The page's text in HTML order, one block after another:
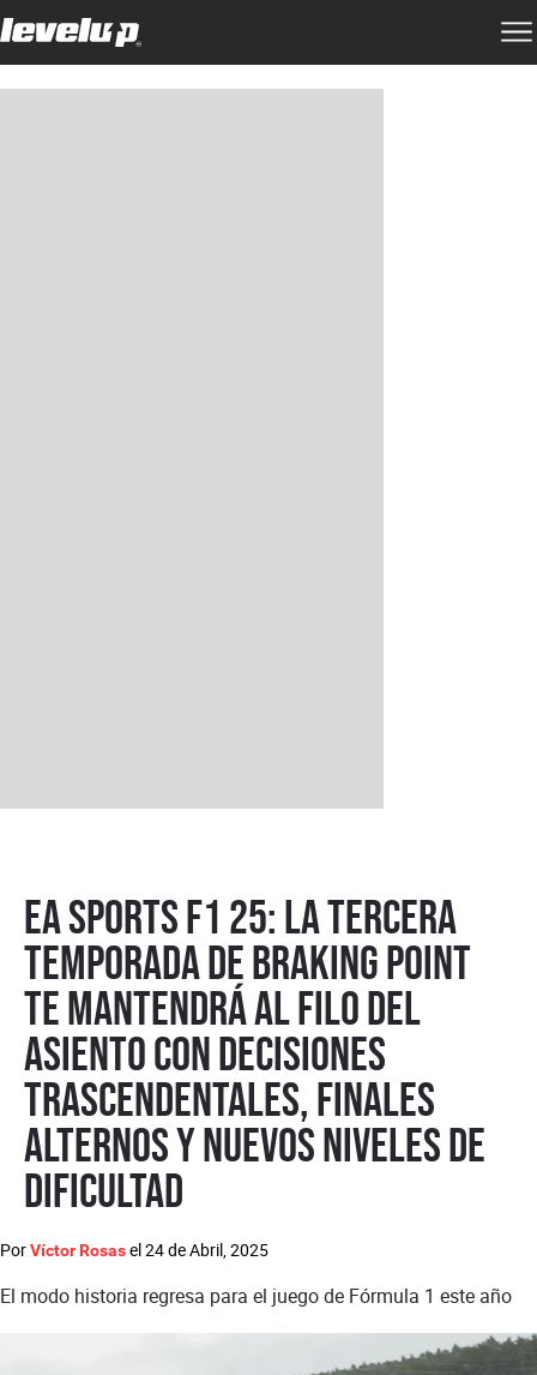
EA Sports F1 25: la tercera
temporada de Braking Point
te mantendrá al filo del
asiento con decisiones
trascendentales, finales
alternos y nuevos niveles de
dificultad
PorVíctor Rosasel24 de Abril, 2025
El modo historia regresa para el juego de Fórmula 1 este año